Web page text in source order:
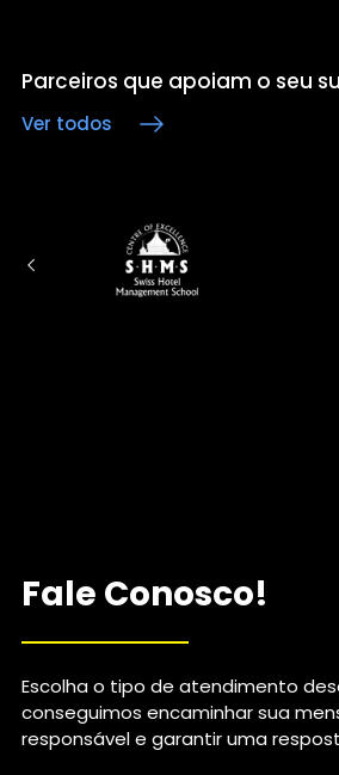
Parceiros que apoiam o seu
Ver todos
Fale Conosco!
Escolha o tipo de atendimento
conseguimos encaminhar sua
responsável e garantir uma